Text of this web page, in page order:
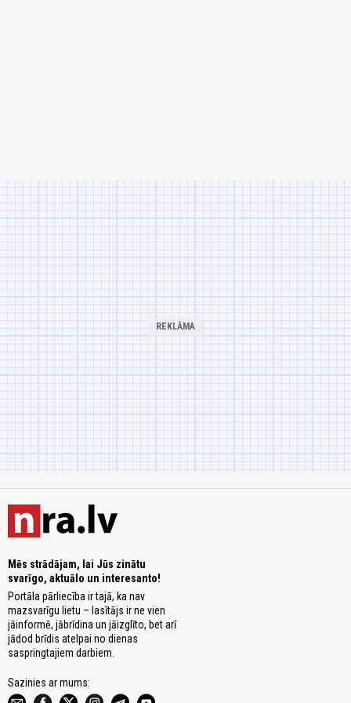
Mēs strādājam, lai Jūs zinātu
svarīgo, aktuālo un interesanto!
Portāla pārliecība ir tajā, ka nav
mazsvarīgu lietu – lasītājs ir ne vien
jāinformē, jābrīdina un jāizglīto, bet arī
jādod brīdis atelpai no dienas
saspringtajiem darbiem.
Sazinies ar mums: